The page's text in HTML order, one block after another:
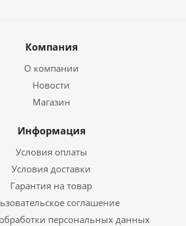
Компания
О компании
Новости
Магазин
Информация
Условия оплаты
Условия доставки
Гарантия на товар
соглашение
персональных данных